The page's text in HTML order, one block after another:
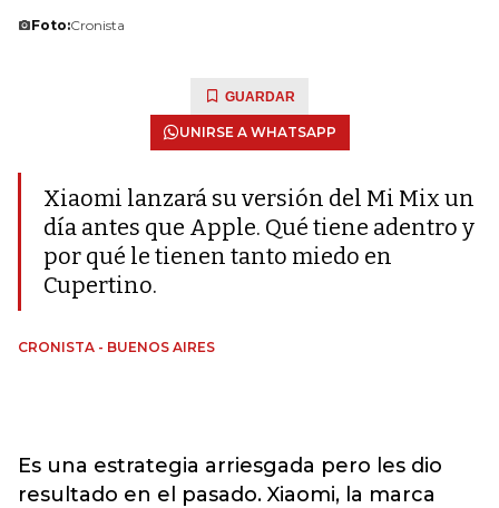
Foto:Cronista
GUARDAR
UNIRSE A WHATSAPP
Xiaomi lanzará su versión del Mi Mix un
día antes que Apple. Qué tiene adentro y
por qué le tienen tanto miedo en
Cupertino.
CRONISTA - BUENOS AIRES
Es una estrategia arriesgada pero les dio
resultado en el pasado. Xiaomi, la marca